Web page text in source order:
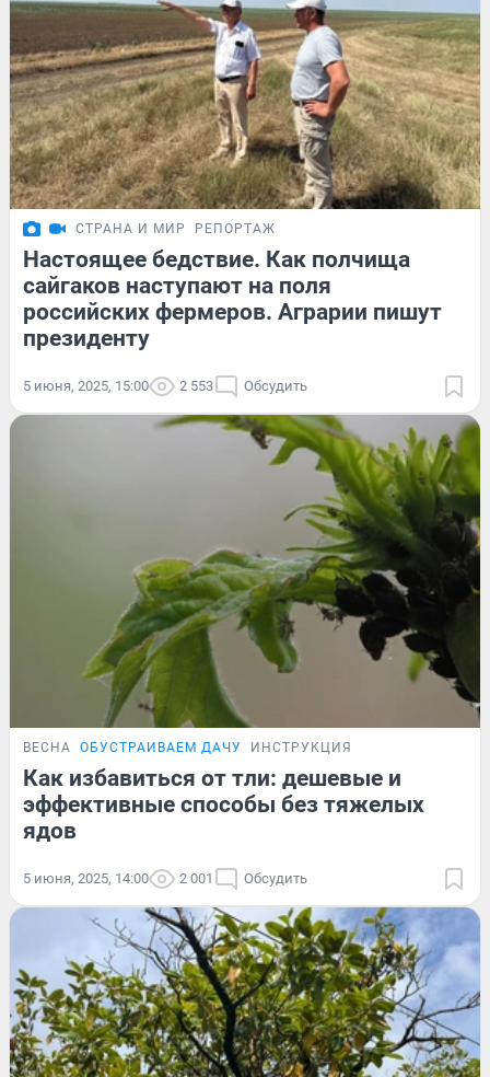
СТРАНА И МИР РЕПОРТАЖ
Настоящее бедствие. Как полчища
сайгаков наступают на поля
российских фермеров. Аграрии пишут
президенту
5 июня, 2025, 15:00 2 553 Обсудить
ВЕСНА ОБУСТРАИВАЕМ ДАЧУ ИНСТРУКЦИЯ
Как избавиться от тли: дешевые и
эффективные способы без тяжелых
ядов
5 июня, 2025, 14:00 2 001 Обсудить